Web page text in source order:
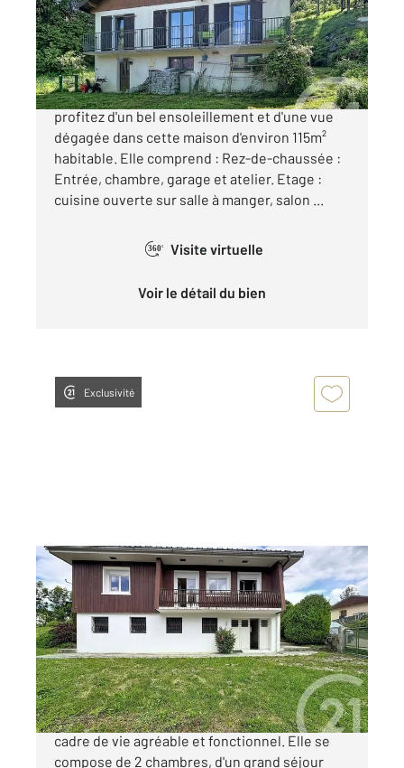
Maison à vendre
240 000 €
Morez : Sur les hauteurs de Morez, venez
profitez d'un bel ensoleillement et d'une vue
dégagée dans cette maison d'environ 115m²
habitable. Elle comprend : Rez-de-chaussée :
Entrée, chambre, garage et atelier. Etage :
cuisine ouverte sur salle à manger, salon ...
360° Visite virtuelle
Voir le détail du bien
Exclusivité
MORBIER 39
72 m
, 3 pièces
Ref : 10757
Maison à vendre
215 000 €
Maison individuelle située à Morbier, offrant un
cadre de vie agréable et fonctionnel. Elle se
compose de 2 chambres, d'un grand séjour